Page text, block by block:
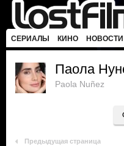
СЕРИАЛЫ КИНО НОВОСТИ
Паола
Paola Nuñez
Предыдущая страница